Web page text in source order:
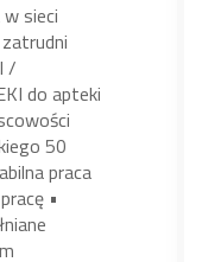
sieci
/
do apteki
50
praca
•